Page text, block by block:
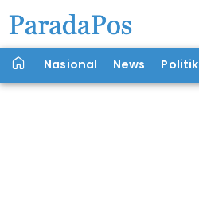
Nasional News Politik